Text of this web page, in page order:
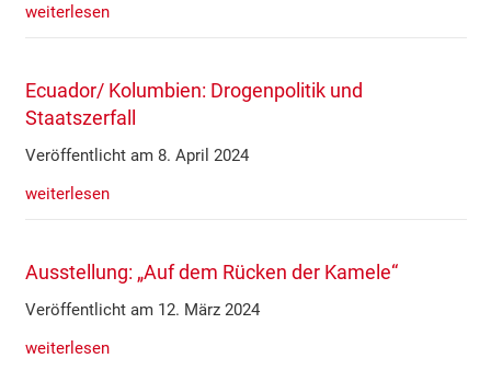
weiterlesen
Ecuador/ Kolumbien: Drogenpolitik und
Staatszerfall
Veröffentlicht am 8. April 2024
weiterlesen
Ausstellung: „Auf dem Rücken der Kamele“
Veröffentlicht am 12. März 2024
weiterlesen